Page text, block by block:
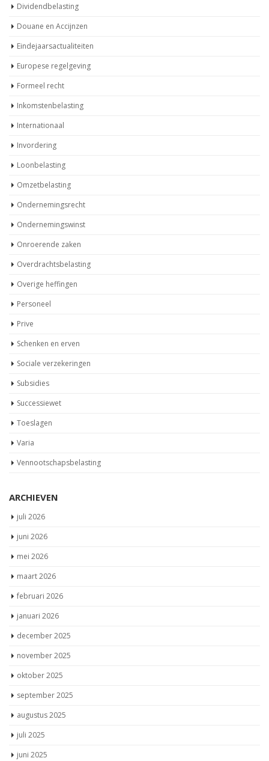
Dividendbelasting
Douane en Accijnzen
Eindejaarsactualiteiten
Europese regelgeving
Formeel recht
Inkomstenbelasting
Internationaal
Invordering
Loonbelasting
Omzetbelasting
Ondernemingsrecht
Ondernemingswinst
Onroerende zaken
Overdrachtsbelasting
Overige heffingen
Personeel
Prive
Schenken en erven
Sociale verzekeringen
Subsidies
Successiewet
Toeslagen
Varia
Vennootschapsbelasting
ARCHIEVEN
juli 2026
juni 2026
mei 2026
maart 2026
februari 2026
januari 2026
december 2025
november 2025
oktober 2025
september 2025
augustus 2025
juli 2025
juni 2025